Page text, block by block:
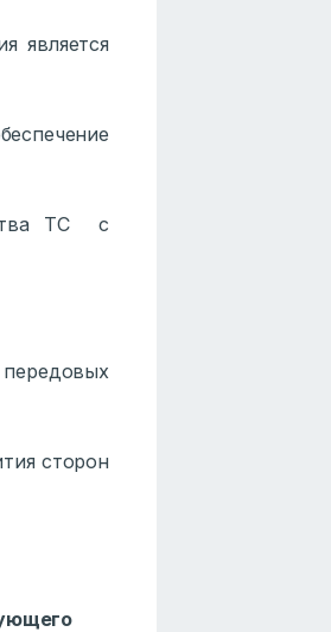
является
ТС с
сторон